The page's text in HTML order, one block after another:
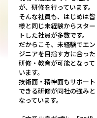
が、研修を行っています。
そんな社員も、はじめは皆
様と同じ未経験からスター
トした社員が多数です。
だからこそ、未経験でエン
ジニアを目指す方に合った
研修・教育が可能となって
います。
技術面・精神面もサポート
できる研修が同社の強みと
なっています。